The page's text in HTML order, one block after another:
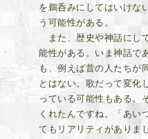
を鵜呑みにしてはいけな
う可能性がある。
また、歴史や神話にし
能性がある。いま神話で
も、例えば昔の人たちが
とはない。歌だって変化
っている可能性もある。
くれたんですね。「あい
てもリアリティがありま